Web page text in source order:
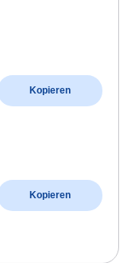
Kopieren
Kopieren